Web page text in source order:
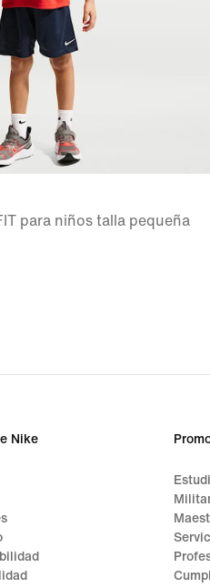
para niños talla pequeña
Nike